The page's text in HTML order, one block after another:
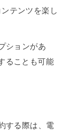
テンツを楽し
ションがあ
ることも可能
する際は、電